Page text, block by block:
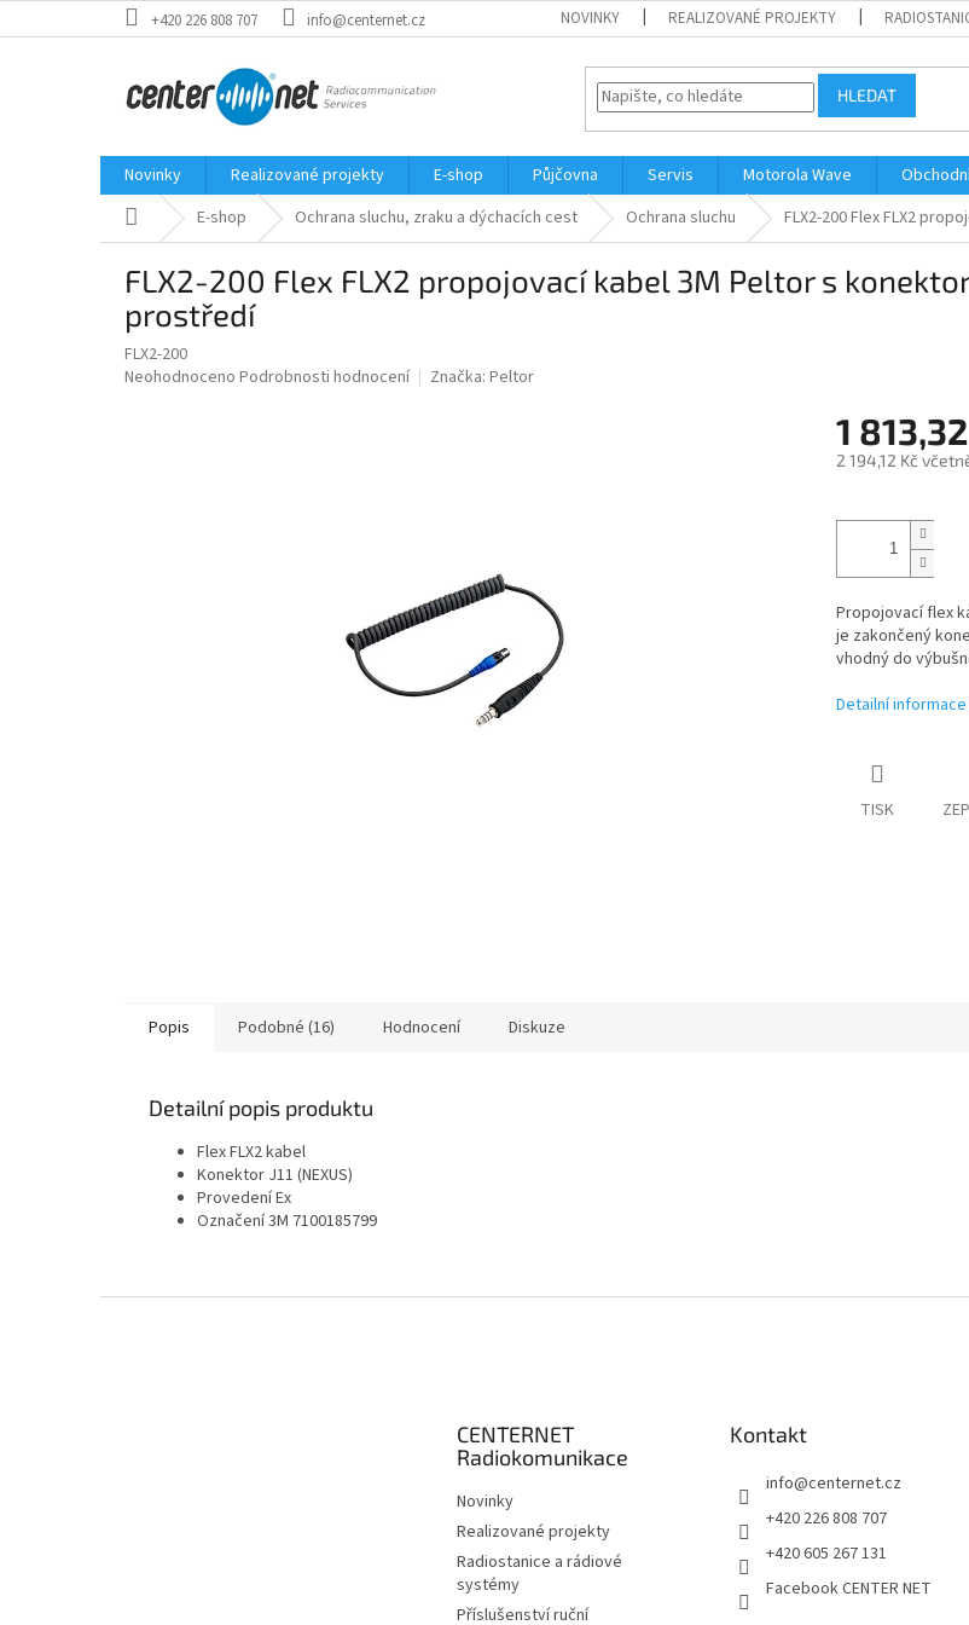
na
+420 226 808 707 info@centernet.cz NOVINKY REALIZOVANÉ PROJEKTY
HLEDAT
Novinky Realizované projekty E-shop Půjčovna Servis Motorola Wave
Domů E-shop Ochrana sluchu, zraku a dýchacích cest Ochrana sluchu FLX2-200 Flex FLX2
FLX2-200 Flex FLX2 propojovací kabel 3M Peltor s
prostředí
FLX2-200
Průměrné
Neohodnoceno Podrobnosti hodnocení Značka: Peltor
1
2 194,12 Kč
cena:
Propojovací flex
je zakončený
vhodný do
Detailní informace
TISK
Popis Podobné (16) Hodnocení Diskuze
Detailní popis produktu
Flex FLX2 kabel
Konektor J11 (NEXUS)
Provedení Ex
Označení 3M 7100185799
CENTERNET
Radiokomunikace
Novinky
Realizované projekty
Radiostanice a rádiové
systémy
Příslušenství ruční
Kontakt
info@centernet.cz
+420 226 808 707
+420 605 267 131
Facebook CENTER NET